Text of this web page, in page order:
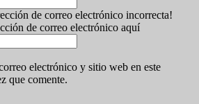
de correo electrónico incorrecta!
de correo electrónico aquí
electrónico y sitio web en este
que comente.